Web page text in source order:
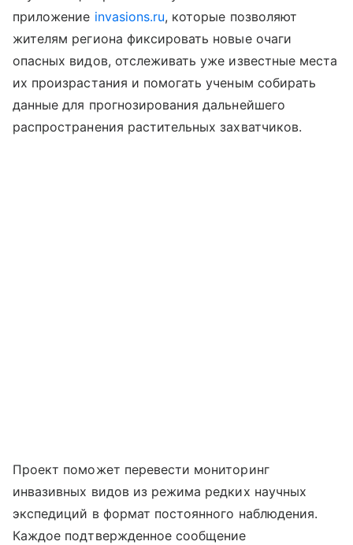
приложение invasions.ru, которые позволяют
жителям региона фиксировать новые очаги
опасных видов, отслеживать уже известные места
их произрастания и помогать ученым собирать
данные для прогнозирования дальнейшего
распространения растительных захватчиков.
Проект поможет перевести мониторинг
инвазивных видов из режима редких научных
экспедиций в формат постоянного наблюдения.
Каждое подтвержденное сообщение